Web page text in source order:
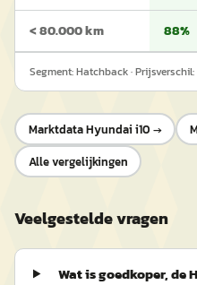
< 80.000 km 88%
Segment:Hatchback· Prijsverschil:
MarktdataHyundai i10 →
Alle vergelijkingen
Veelgestelde vragen
Wat is goedkoper, de